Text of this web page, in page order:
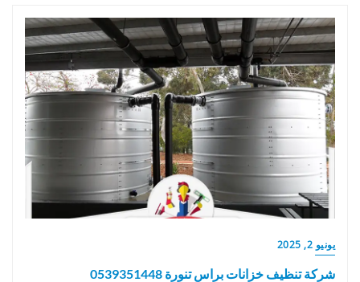
يونيو 2, 2025
شركة تنظيف خزانات براس تنورة 0539351448